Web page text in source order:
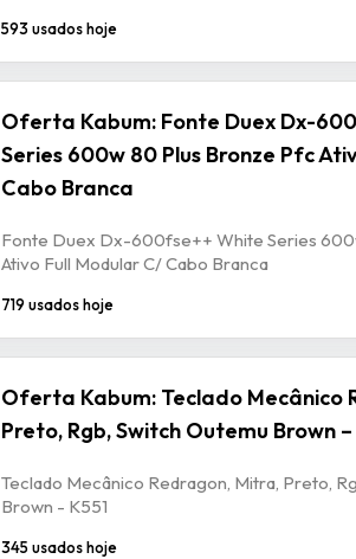
593 usados hoje
Oferta Kabum: Fonte Duex Dx-
Series 600w 80 Plus Bronze Pfc
Cabo Branca
Fonte Duex Dx-600fse++ White Series
Ativo Full Modular C/ Cabo Branca
719 usados hoje
Oferta Kabum: Teclado Mecânico
Preto, Rgb, Switch Outemu Brown –
Teclado Mecânico Redragon, Mitra, Preto,
Brown - K551
345 usados hoje